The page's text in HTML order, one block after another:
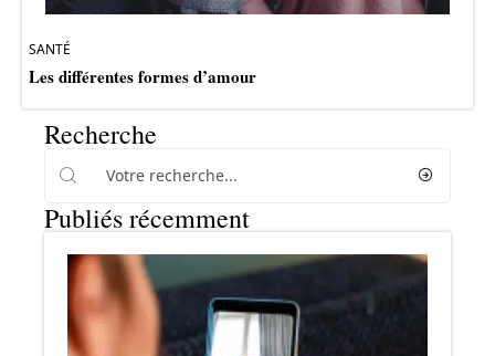
SANTÉ
Les différentes formes d’amour
Recherche
Publiés récemment